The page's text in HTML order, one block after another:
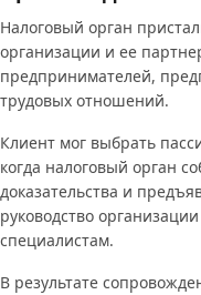
Налоговый орган
организации и ее
предпринимателей,
трудовых отношений.
Клиент мог выбрать
когда налоговый орган
доказательства и
руководство
специалистам.
В результате